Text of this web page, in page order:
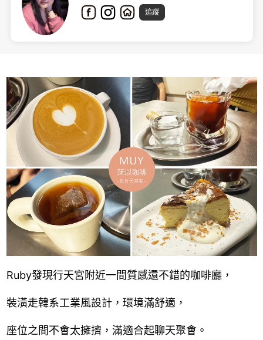
追蹤
Ruby發現行天宮附近一間質感還不錯的咖啡廳，
裝潢走韓系工業風設計，環境滿舒適，
座位之間不會太擁擠， 滿適合起聊天聚會。